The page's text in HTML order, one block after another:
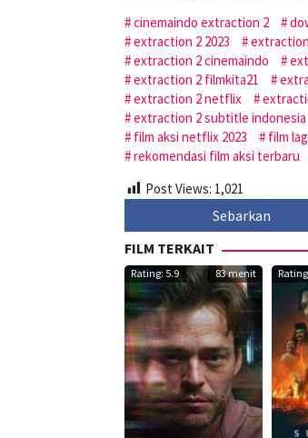
cinemaindo extraction 2
extraction 2 2023
extraction 2 cinemaindo
extraction 2 filmkita21
extraction 2 netflix
extraction 2 subtitle indonesia
film aksi netflix 2023
film
rekomendasi film aksi terbaru
Post Views: 1,021
Sebarkan
FILM TERKAIT
Rating: 5.9 83 menit